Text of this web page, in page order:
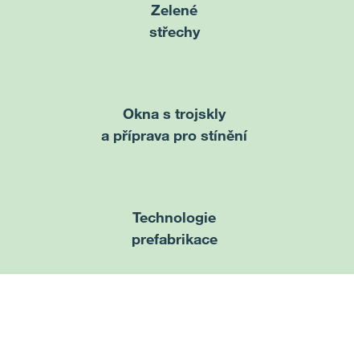
Zelené
střechy
Okna s trojskly
a příprava pro stínění
Technologie
prefabrikace